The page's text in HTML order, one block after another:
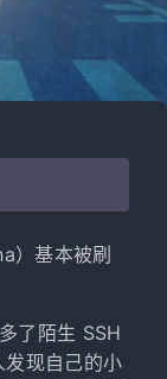
）基本被刷
了陌生 SSH
现自己的小